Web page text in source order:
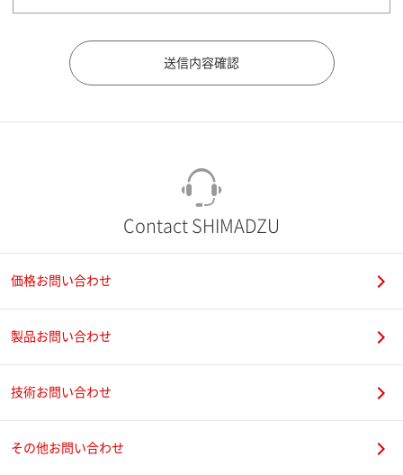
Contact SHIMADZU
価格お問い合わせ
製品お問い合わせ
技術お問い合わせ
その他お問い合わせ